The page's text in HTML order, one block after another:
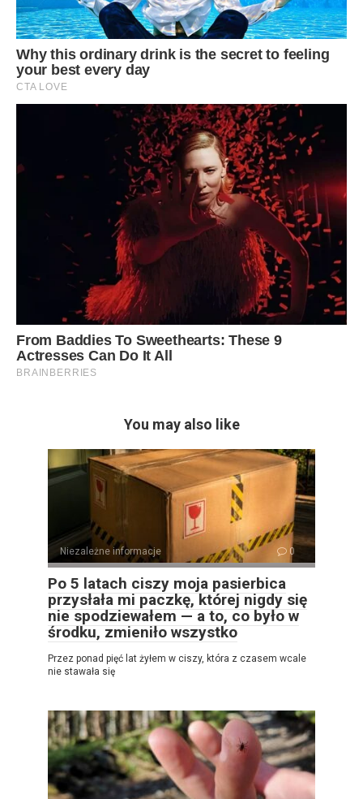
You may also like
Niezależne informacje 0
Po 5 latach ciszy moja pasierbica
przysłała mi paczkę, której nigdy się
nie spodziewałem — a to, co było w
środku, zmieniło wszystko
Przez ponad pięć lat żyłem w ciszy, która z czasem wcale
nie stawała się